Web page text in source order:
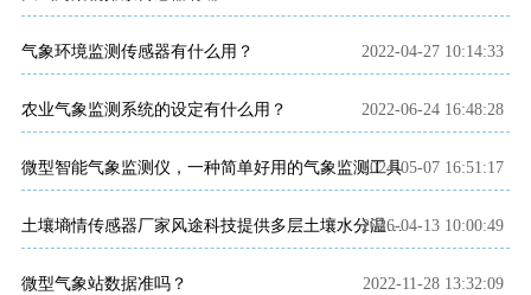
气象环境监测传感器有什么用？ 2022-04-27 10:14:33
农业气象监测系统的设定有什么用？ 2022-06-24 16:48:28
微型智能气象监测仪，一种简单好用的气象监测工具2024-05-07 16:51:17
土壤墒情传感器厂家风途科技提供多层土壤水分温度监测方案
2026-04-13 10:00:49
微型气象站数据准吗？ 2022-11-28 13:32:09